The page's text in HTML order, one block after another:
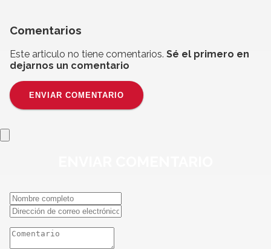
Comentarios
Este articulo no tiene comentarios. Sé el primero en
dejarnos un comentario
ENVIAR COMENTARIO